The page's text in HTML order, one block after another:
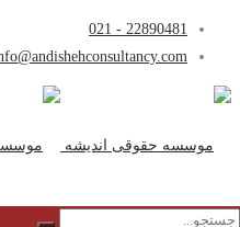
22890481 - 021